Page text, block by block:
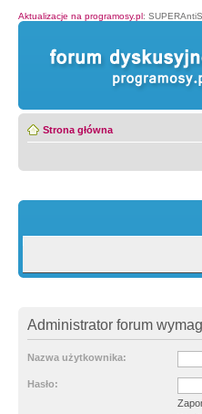
Aktualizacje na programosy.pl:
Strona główna
Administrator forum
Nazwa użytkownika:
Hasło: